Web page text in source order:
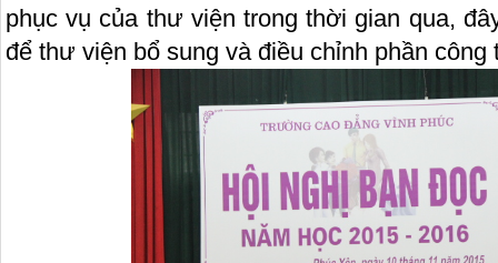
phục vụ của thư viện trong thời gian qua,
để thư viện bổ sung và điều chỉnh phần công